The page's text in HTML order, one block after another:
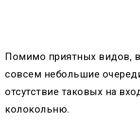
Помимо приятных видов,
совсем небольшие
отсутствие таковых на
колокольню.